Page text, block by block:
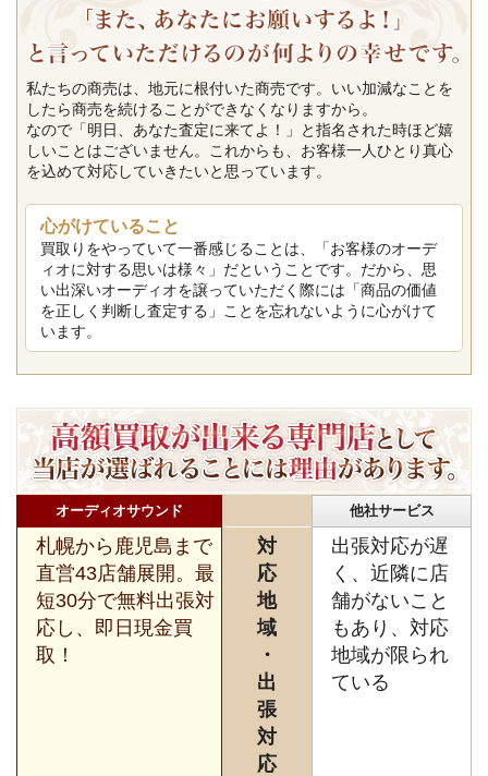
私たちの商売は、地元に根付いた商売です。いい加減なことを
したら商売を続けることができなくなりますから。
なので「明日、あなた査定に来てよ！」と指名された時ほど嬉
しいことはございません。これからも、お客様一人ひとり真心
を込めて対応していきたいと思っています。
心がけていること
買取りをやっていて一番感じることは、「お客様のオーデ
ィオに対する思いは様々」だということです。だから、思
い出深いオーディオを譲っていただく際には「商品の価値
を正しく判断し査定する」ことを忘れないように心がけて
います。
オーディオサウンド 他社サービス
札幌から鹿児島まで
直営43店舗展開。最
短30分で無料出張対
応し、即日現金買
取！
対
応
地
域
・
出
張
対
応
出張対応が遅
く、近隣に店
舗がないこと
もあり、対応
地域が限られ
ている